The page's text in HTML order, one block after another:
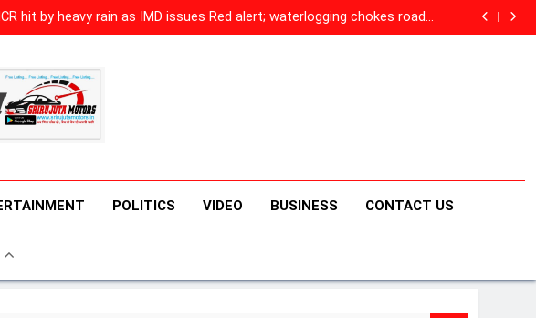
सवाल?
hit by heavy rain as IMD issues Red alert; waterlogging chokes roads,
traffic
राज्य सरकारकडून खुशखबर! गौरी-गणपतीसाठी एसटीच्या जादा बसेस धावणार; कुठून
की Reach और कमाई? Meta की माफी और सरकार की बैठक… एल्गोरिदम पर बड़ा
hit by heavy rain as IMD issues Red alert; waterlogging chokes roads,
राज्य सरकारकडून खुशखबर! गौरी-गणपतीसाठी एसटीच्या जादा बसेस धावणार; कुठून
Chakraborty Surgery Health: अचानक रुग्णालयात दाखल, तातडीने ऑपरेशन… मिथुन
POLITICS VIDEO BUSINESS CONTACT US